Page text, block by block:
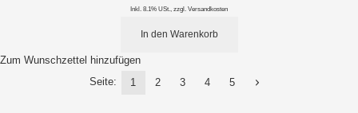
Inkl. 8.1% USt. zzgl. Versandkosten
In den Warenkorb
Zum Wunschzettel hinzufügen
Seite:
1 2 3 4 5